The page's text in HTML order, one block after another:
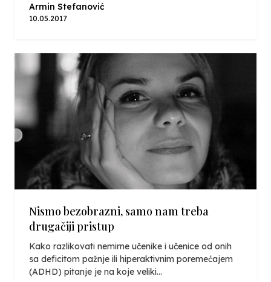
Armin Stefanović
10.05.2017
Nismo bezobrazni, samo nam treba
drugačiji pristup
Kako razlikovati nemirne učenike i učenice od onih
sa deficitom pažnje ili hiperaktivnim poremećajem
(ADHD) pitanje je na koje veliki...